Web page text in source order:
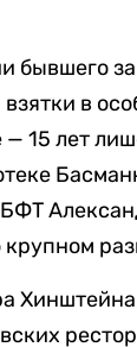
бывшего
в
15 лет